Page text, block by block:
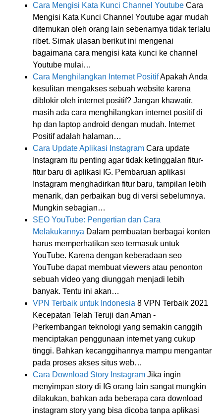
Cara Mengisi Kata Kunci Channel Youtube Cara
Mengisi Kata Kunci Channel Youtube agar mudah
ditemukan oleh orang lain sebenarnya tidak terlalu
ribet. Simak ulasan berikut ini mengenai
bagaimana cara mengisi kata kunci ke channel
Youtube mulai…
Cara Menghilangkan Internet PositifApakah Anda
kesulitan mengakses sebuah website karena
diblokir oleh internet positif? Jangan khawatir,
masih ada cara menghilangkan internet positif di
hp dan laptop android dengan mudah. Internet
Positif adalah halaman…
Cara Update Aplikasi Instagram Cara update
Instagram itu penting agar tidak ketinggalan fitur-
fitur baru di aplikasi IG. Pembaruan aplikasi
Instagram menghadirkan fitur baru, tampilan lebih
menarik, dan perbaikan bug di versi sebelumnya.
Mungkin sebagian…
SEO YouTube: Pengertian dan Cara
Melakukannya Dalam pembuatan berbagai konten
harus memperhatikan seo termasuk untuk
YouTube. Karena dengan keberadaan seo
YouTube dapat membuat viewers atau penonton
sebuah video yang diunggah menjadi lebih
banyak. Tentu ini akan…
VPN Terbaik untuk Indonesia 8 VPN Terbaik 2021
Kecepatan Telah Teruji dan Aman -
Perkembangan teknologi yang semakin canggih
menciptakan penggunaan internet yang cukup
tinggi. Bahkan kecanggihannya mampu mengantar
pada proses akses situs web…
Cara Download Story Instagram Jika ingin
menyimpan story di IG orang lain sangat mungkin
dilakukan, bahkan ada beberapa cara download
instagram story yang bisa dicoba tanpa aplikasi